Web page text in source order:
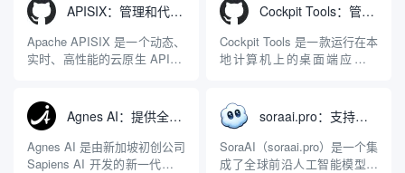
APISIX：管理和代理API及大模型流量的高性能网关
Apache APISIX 是一个动态、
实时、高性能的云原生 API 网
LuaJIT 构建，并在 2019 年作
为顶级开源项目捐赠给
Apache 软件基金会。APISIX
彻底摒...
Cockpit Tools：管理多个AI编程IDE账号与配置多开独立实例的本地桌面应用
Cockpit Tools 是一款运行在本
地计算机上的桌面端应用程
程助手的账号与运行环境而设
计。它目前支持包括
Antigravity IDE、Codex、
GitHub Copilo...
Agnes AI：提供全模态模型免费API、支持图文视频生成与复杂工程执行的智能体平台
Agnes AI 是由新加坡初创公司
Sapiens AI 开发的新一代多模
soraai.pro：支持多模型文字转视频和图像生成的在线创作工具
SoraAI（soraai.pro）是一个集
成了全球前沿人工智能模型的